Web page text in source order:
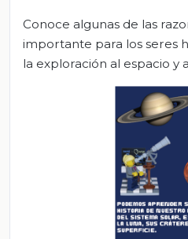
Conoce algunas de las
importante para los seres
la exploración al espacio y